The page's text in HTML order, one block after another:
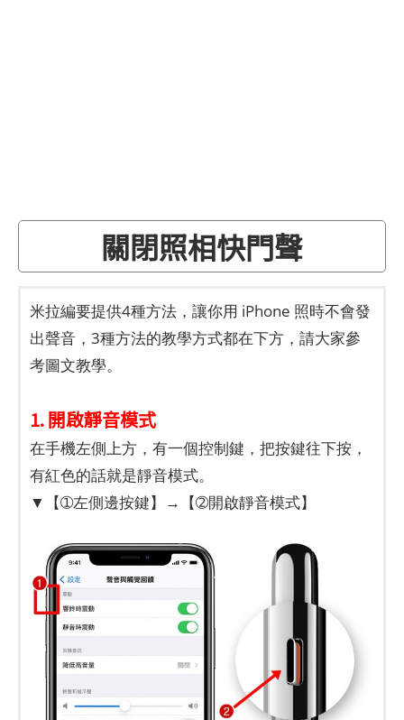
關閉照相快門聲
米拉編要提供4種方法，讓你用 iPhone 照時不會發
出聲音，3種方法的教學方式都在下方，請大家參
考圖文教學。
1. 開啟靜音模式
在手機左側上方，有一個控制鍵，把按鍵往下按，
有紅色的話就是靜音模式。
▼【➀左側邊按鍵】→【➁開啟靜音模式】